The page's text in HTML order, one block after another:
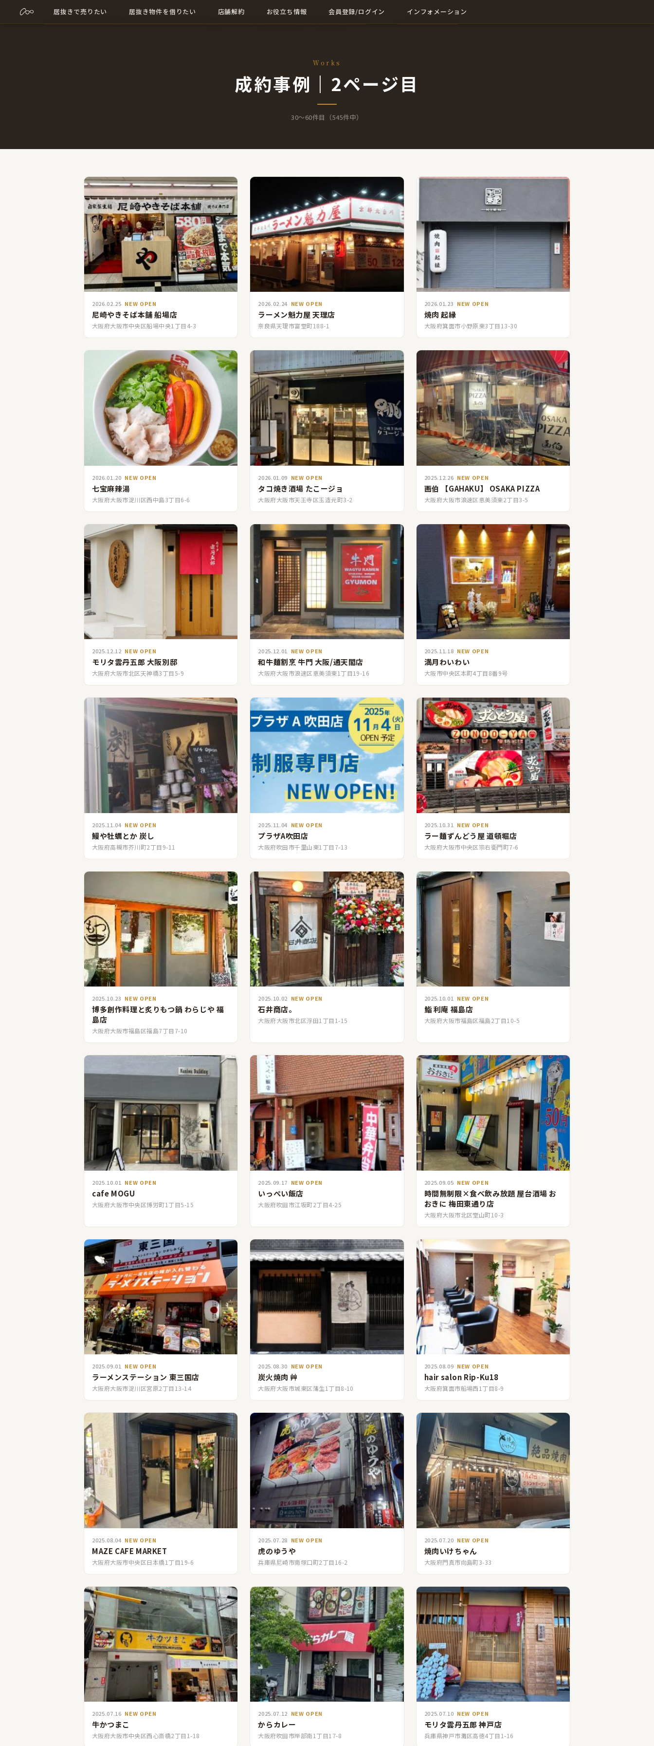
居抜きで売りたい 居抜き物件を借りたい 店舗解約 お役立ち情報 会員登録/ログイン インフォメーション
お問い合わせ
Works
成約事例｜2ページ目
30〜60件目（545件中）
2026.02.25 NEW OPEN
尼崎やきそば本舗 船場店
大阪府大阪市中央区船場中央1丁目4-3
2026.02.24 NEW OPEN
ラーメン魁力屋 天理店
奈良県天理市富堂町188-1
2026.01.23 NEW OPEN
焼肉 起縁
大阪府箕面市小野原東3丁目13-30
2026.01.20 NEW OPEN
七宝麻辣湯
大阪府大阪市淀川区西中島3丁目6-6
2026.01.09 NEW OPEN
タコ焼き酒場 たこージョ
大阪府大阪市天王寺区玉造元町3-2
2025.12.26 NEW OPEN
画伯 【GAHAKU】 OSAKA PIZZA
大阪府大阪市浪速区恵美須東2丁目3-5
2025.12.12 NEW OPEN
モリタ雲丹五郎 大阪別邸
大阪府大阪市北区天神橋3丁目5-9
2025.12.01 NEW OPEN
和牛麺割烹 牛門 大阪/通天閣店
大阪府大阪市浪速区恵美須東1丁目19-16
2025.11.18 NEW OPEN
満月わいわい
大阪市中央区本町4丁目8番9号
2025.11.04 NEW OPEN
鰻や牡蠣とか 炭し
大阪府高槻市芥川町2丁目9-11
2025.11.04 NEW OPEN
プラザA吹田店
大阪府吹田市千里山東1丁目7-13
2025.10.31 NEW OPEN
ラー麺ずんどう屋 道頓堀店
大阪府大阪市中央区宗右衛門町7-6
2025.10.23 NEW OPEN
博多創作料理と炙りもつ鍋 わらじや 福
島店
大阪府大阪市福島区福島7丁目7-10
2025.10.02 NEW OPEN
石井商店。
大阪府大阪市北区浮田1丁目1-15
2025.10.01 NEW OPEN
鮨 利庵 福島店
大阪府大阪市福島区福島2丁目10-5
2025.10.01 NEW OPEN
cafe MOGU
大阪府大阪市中央区博労町1丁目5-15
2025.09.17 NEW OPEN
いっぺい飯店
大阪府吹田市江坂町2丁目4-25
2025.09.05 NEW OPEN
時間無制限×食べ飲み放題 屋台酒場 お
おきに 梅田東通り店
大阪府大阪市北区堂山町10-3
2025.09.01 NEW OPEN
ラーメンステーション 東三国店
大阪府大阪市淀川区宮原2丁目13-14
2025.08.30 NEW OPEN
炭火焼肉 艸
大阪府大阪市城東区蒲生1丁目8-10
2025.08.09 NEW OPEN
hair salon Rip-Ku18
大阪府箕面市船場西1丁目8-9
2025.08.04 NEW OPEN
MAZE CAFE MARKET
大阪府大阪市中央区日本橋1丁目19-6
2025.07.28 NEW OPEN
虎のゆうや
兵庫県尼崎市南塚口町2丁目16-2
2025.07.20 NEW OPEN
焼肉いけちゃん
大阪府門真市向島町3-33
2025.07.16 NEW OPEN
牛かつまこ
大阪府大阪市中央区西心斎橋2丁目1-18
2025.07.12 NEW OPEN
からカレー
大阪府吹田市岸部南1丁目17-8
2025.07.10 NEW OPEN
モリタ雲丹五郎 神戸店
兵庫県神戸市灘区高徳4丁目1-16